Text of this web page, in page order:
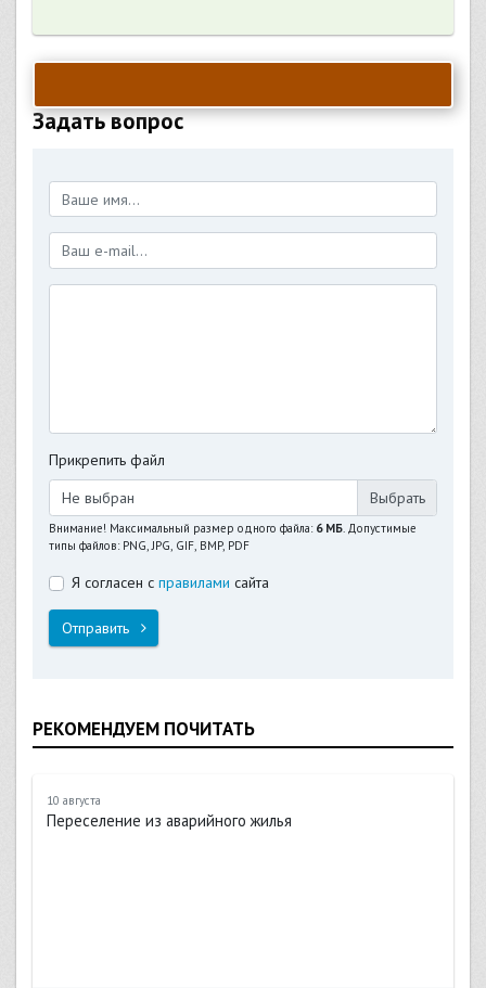
Задать вопрос
Прикрепить файл
Не выбран
Внимание! Максимальный размер одного файла: 6 МБ. Допустимые
типы файлов: PNG, JPG, GIF, BMP, PDF
Я согласен с правилами сайта
Отправить
РЕКОМЕНДУЕМ ПОЧИТАТЬ
10 августа
Переселение из аварийного жилья